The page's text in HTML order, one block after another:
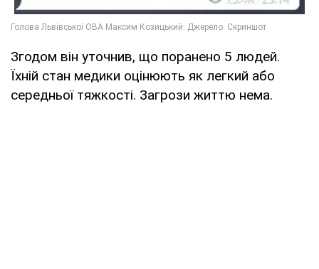
Згодом він уточнив, що поранено 5 людей.
Їхній стан медики оцінюють як легкий або
середньої тяжкості. Загрози життю нема.